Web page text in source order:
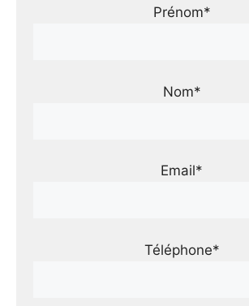
Prénom*
Nom*
Email*
Téléphone*